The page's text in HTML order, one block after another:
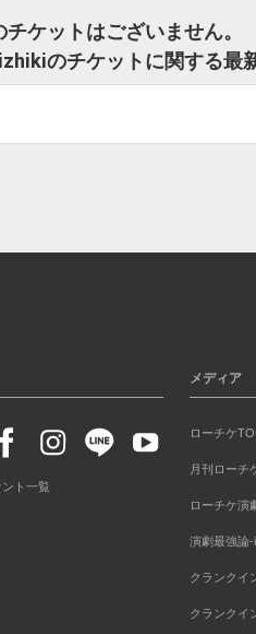
ケットはございません。
のチケットに関する最
ト一覧
メディア
ローチケ
月刊ローチ
ローチケ演
演劇最強論-
クランクイ
クランクイ